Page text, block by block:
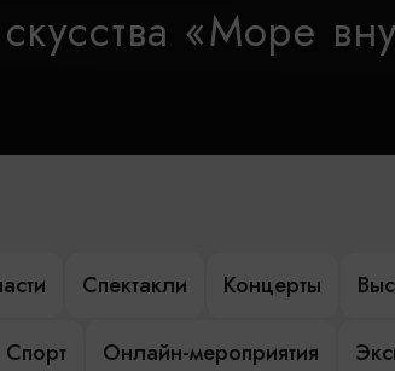
«Море
Спектакли Концерты
Спорт Онлайн-мероприятия